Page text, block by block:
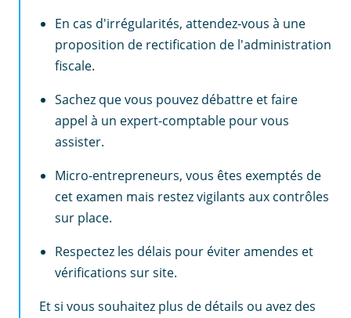
En cas d'irrégularités, attendez-vous à une
proposition de rectification de l'administration
fiscale.
Sachez que vous pouvez débattre et faire
appel à un expert-comptable pour vous
assister.
Micro-entrepreneurs, vous êtes exemptés de
cet examen mais restez vigilants aux contrôles
sur place.
Respectez les délais pour éviter amendes et
vérifications sur site.
Et si vous souhaitez plus de détails ou avez des